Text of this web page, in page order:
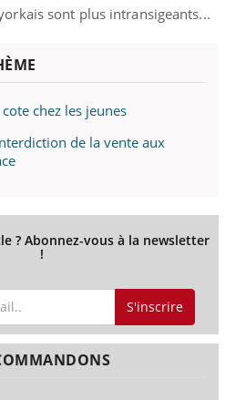
sont plus intransigeants...
chez les jeunes
de la vente aux
? Abonnez-vous à la newsletter
!
S'inscrire